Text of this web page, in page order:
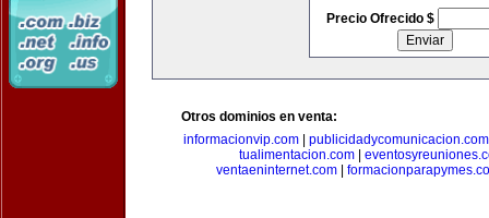
Precio Ofrecido $
Otros dominios en venta:
informacionvip.com| publicidadycomunicacion.com
tualimentacion.com
ventaeninternet.com